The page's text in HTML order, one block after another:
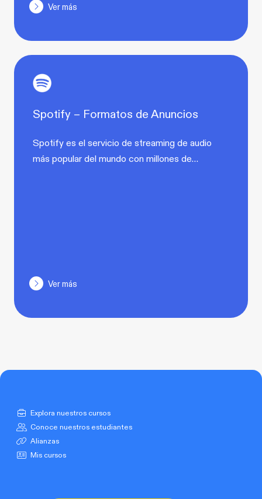
Ver más
Spotify – Formatos de Anuncios
Spotify es el servicio de streaming de audio
más popular del mundo con millones de…
Ver más
Explora nuestros cursos
Conoce nuestros estudiantes
Alianzas
Mis cursos